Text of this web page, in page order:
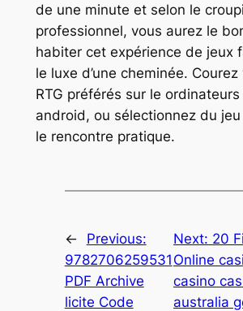
de une minute et selon le
professionnel, vous aurez le
habiter cet expérience de jeux
le luxe d’une cheminée.
RTG préférés sur le
android, ou sélectionnez du
le rencontre pratique.
←
Previous:
9782706259531
PDF Archive
licite Code
Next: 20
Online
casino
australia